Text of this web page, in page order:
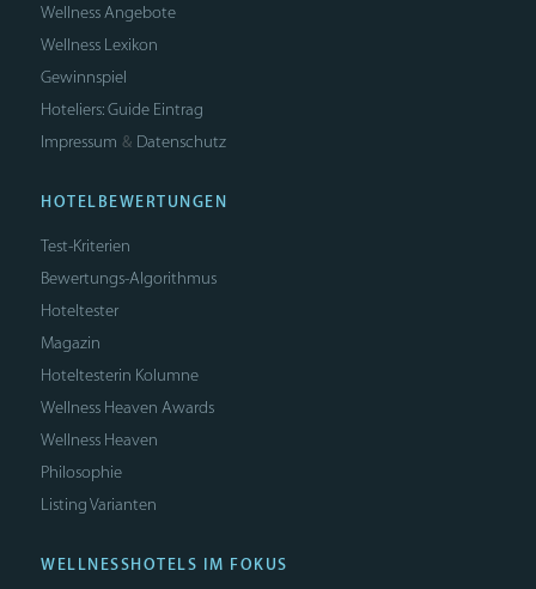
Wellness Angebote
Wellness Lexikon
Gewinnspiel
Hoteliers: Guide Eintrag
Impressum & Datenschutz
HOTELBEWERTUNGEN
Test-Kriterien
Bewertungs-Algorithmus
Hoteltester
Magazin
Hoteltesterin Kolumne
Wellness Heaven Awards
Wellness Heaven
Philosophie
Listing Varianten
WELLNESSHOTELS IM FOKUS